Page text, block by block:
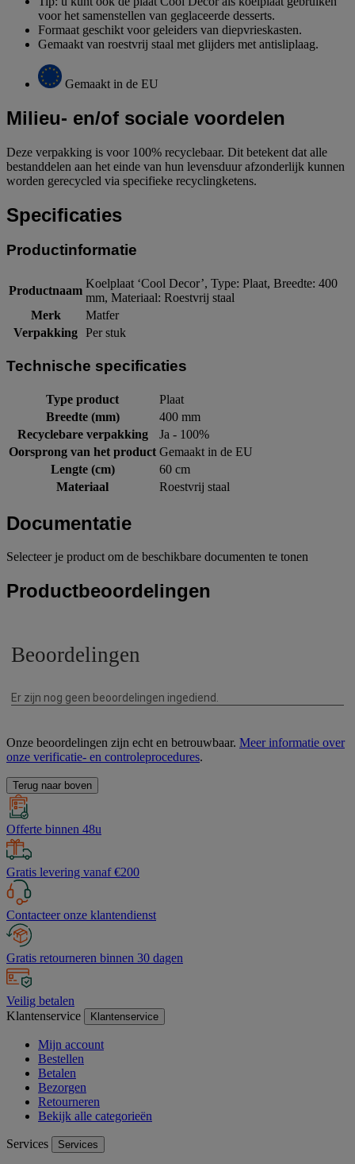
voor het samenstellen van geglaceerde desserts.
Formaat geschikt voor geleiders van diepvrieskasten.
Gemaakt van roestvrij staal met glijders met antisliplaag.
Gemaakt in de EU
Milieu- en/of sociale voordelen
Deze verpakking is voor 100% recyclebaar. Dit betekent dat alle
bestanddelen aan het einde van hun levensduur afzonderlijk kunnen
worden gerecycled via specifieke recyclingketens.
Specificaties
Productinformatie
Productnaam
Koelplaat ‘Cool Decor’, Type: Plaat, Breedte: 400
mm, Materiaal: Roestvrij staal
Merk
Matfer
Verpakking Per stuk
Technische specificaties
Type product
Plaat
Breedte (mm)
400 mm
Recyclebare verpakking
Ja - 100%
Oorsprong van het product Gemaakt in de EU
Lengte (cm)
60 cm
Materiaal
Roestvrij staal
Documentatie
Selecteer je product om de beschikbare documenten te tonen
Productbeoordelingen
Onze beoordelingen zijn echt en betrouwbaar. Meer informatie over
onze verificatie- en controleprocedures.
Terug naar boven
Offerte binnen 48u
Gratis levering vanaf €200
Contacteer onze klantendienst
Gratis retourneren binnen 30 dagen
Veilig betalen
Klantenservice
Klantenservice
Mijn account
Bestellen
Betalen
Bezorgen
Retourneren
Bekijk alle categorieën
Services Services